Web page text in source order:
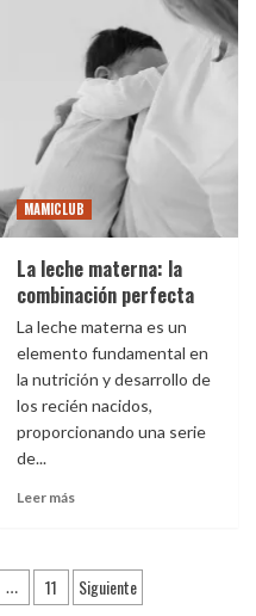
MAMICLUB
La leche materna: la
combinación perfecta
La leche materna es un
elemento fundamental en
la nutrición y desarrollo de
los recién nacidos,
proporcionando una serie
de...
Leer más
… 11 Siguiente